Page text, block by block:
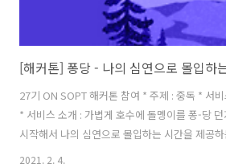
27기 ON SOPT 해커톤 참여 * 주제 : 중독 * 서
* 서비스 소개 : 가볍게 호수에 돌멩이를 퐁-당
시작해서 나의 심연으로 몰입하는 시간을 제공
션 : 웹 개발자 * React로 개발됨 * state에 따라
2021. 2. 4.